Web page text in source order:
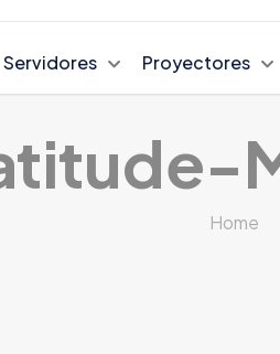
Servidores Proyectores
Home